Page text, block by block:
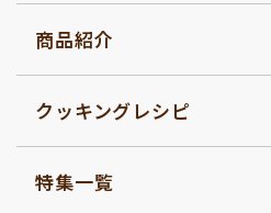
商品紹介
クッキングレシピ
特集一覧